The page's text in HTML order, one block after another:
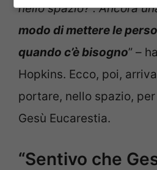
nello spazio?”. Ancora
modo di mettere le
quando c’è bisogno” –
Hopkins. Ecco, poi,
portare, nello spazio,
Gesù Eucarestia.
“Sentivo che